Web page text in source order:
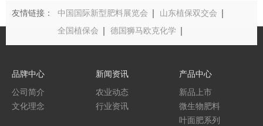
友情链接： 中国国际新型肥料展览会
山东植保双交会
全国植保会
德国狮马欧克化学
中国农业农村部
品牌中心
公司简介
文化理念
新闻资讯
农业动态
行业资讯
产品中心
新品上市
微生物肥料
叶面肥系列